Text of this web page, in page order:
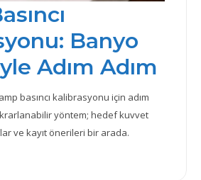
Banyo
Adım Adım
basıncı kalibrasyonu için adım
yöntem; hedef kuvvet
ve kayıt önerileri bir arada.